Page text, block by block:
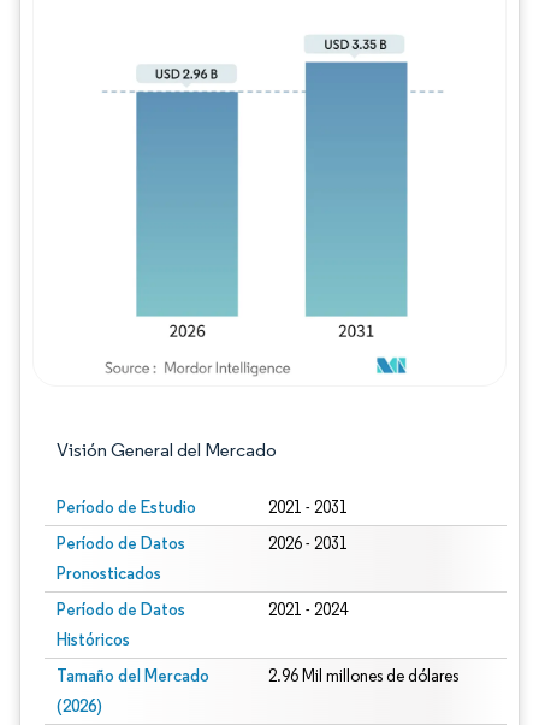
Visión General del Mercado
Período de Estudio 2021 - 2031
Período de Datos
Pronosticados
2026 - 2031
Período de Datos
Históricos
2021 - 2024
Tamaño del Mercado
(2026)
2.96 Mil millones de dólares